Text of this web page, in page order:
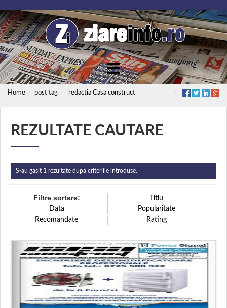
Home post tag redactia Casa construct
REZULTATE CAUTARE
S-au gasit 1 rezultate dupa criteriile introduse.
Filtre sortare:
Titlu
Data
Popularitate
Recomandate
Rating